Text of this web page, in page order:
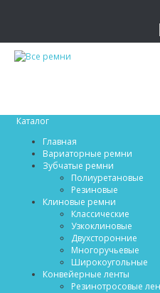
Каталог
Главная
Вариаторные ремни
Зубчатые ремни
Полиуретановые
Резиновые
Клиновые ремни
Классические
Узкоклиновые
Двухсторонние
Многоручьевые
Широкоугольные
Конвейерные ленты
Резинотросовые